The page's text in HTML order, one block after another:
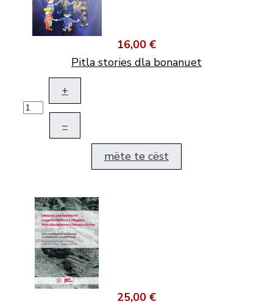
16,00 €
Pitla stories dla bonanuet
+
–
mëte te cëst
25,00 €